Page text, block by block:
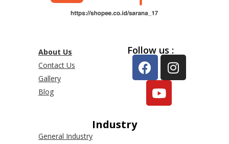
About Us
Contact Us
Gallery
Blog
Follow us :
Industry
General Industry